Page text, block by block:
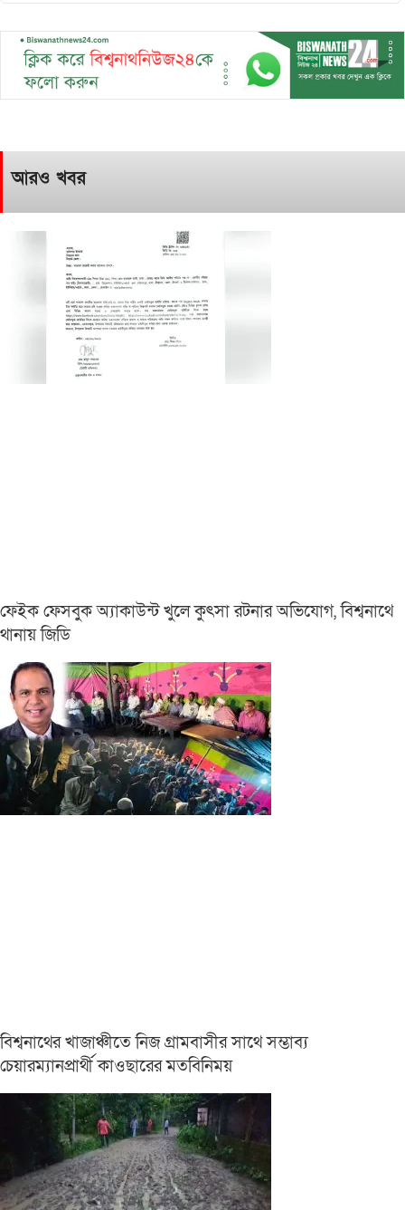
আরও খবর
ফেইক ফেসবুক অ্যাকাউন্ট খুলে কুৎসা রটনার অভিযোগ, বিশ্বনাথে
থানায় জিডি
বিশ্বনাথের খাজাঞ্চীতে নিজ গ্রামবাসীর সাথে সম্ভাব্য
চেয়ারম্যানপ্রার্থী কাওছারের মতবিনিময়